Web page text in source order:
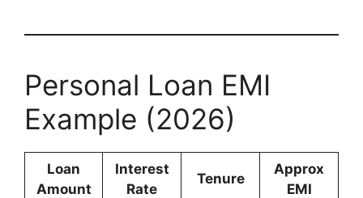
Personal Loan EMI
Example (2026)
Loan
Amount
Interest
Rate
Tenure
Approx
EMI